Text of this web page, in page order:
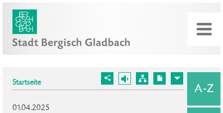
Startseite
01.04.2025